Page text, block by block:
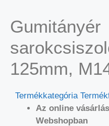
Gumitányér
125mm,
Termékkategória
Az online
Webshopban